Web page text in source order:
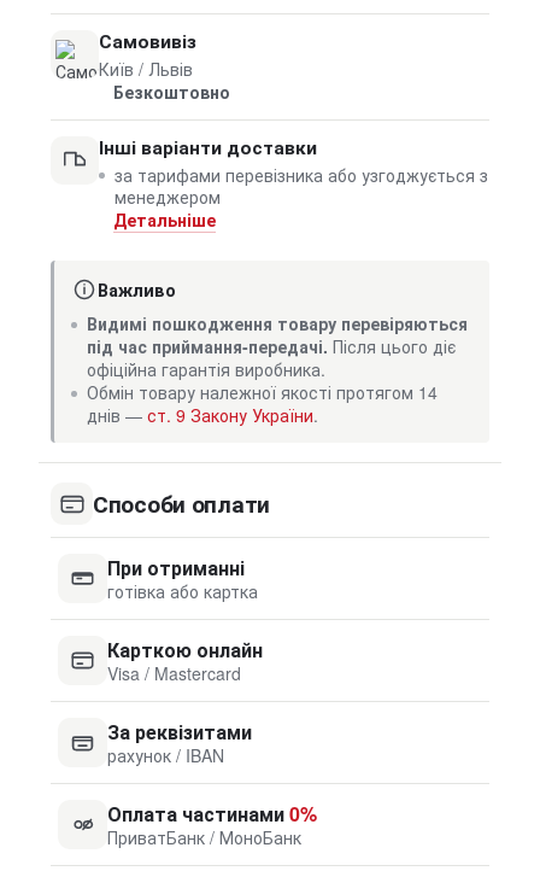
Самовивіз
Київ / Львів
Безкоштовно
Інші варіанти доставки
за тарифами перевізника або узгоджується з
менеджером
Детальніше
Важливо
Видимі пошкодження товару перевіряються
під час приймання-передачі. Після цього діє
офіційна гарантія виробника.
Обмін товару належної якості протягом 14
днів — ст. 9 Закону України.
Способи оплати
При отриманні
готівка або картка
Карткою онлайн
Visa / Mastercard
За реквізитами
рахунок / IBAN
Оплата частинами0%
ПриватБанк / МоноБанк